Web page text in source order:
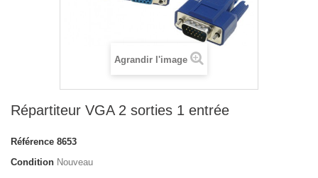
Agrandir l'image
Répartiteur VGA 2 sorties 1 entrée
Référence 8653
Condition Nouveau